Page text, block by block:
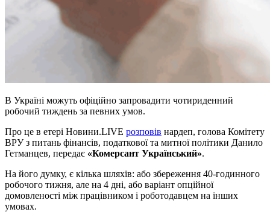
В Україні можуть офіційно запровадити чотириденний
робочий тиждень за певних умов.
Про це в етері Новини.LIVE розповів нардеп, голова Комітету
ВРУ з питань фінансів, податкової та митної політики Данило
Гетманцев, передає «Комерсант Український».
На його думку, є кілька шляхів: або збереження 40-годинного
робочого тижня, але на 4 дні, або варіант опційної
домовленості між працівником і роботодавцем на інших
умовах.